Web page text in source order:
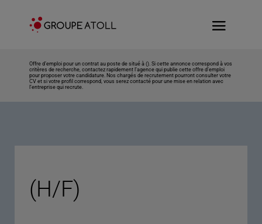
Offre d’emploi pour un contrat au poste de situé à (). Si cette annonce correspond à vos
critères de recherche, contactez rapidement l’agence qui publie cette offre d’emploi
pour proposer votre candidature. Nos chargés de recrutement pourront consulter votre
CV et si votre profil correspond, vous serez contacté pour une mise en relation avec
l’entreprise qui recrute.
(H/F)